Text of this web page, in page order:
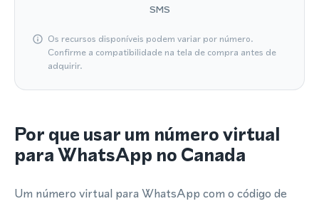
SMS
Os recursos disponíveis podem variar por número.
Confirme a compatibilidade na tela de compra antes de
adquirir.
Por que usar um número virtual
para WhatsApp no Canada
Um número virtual para WhatsApp com o código de